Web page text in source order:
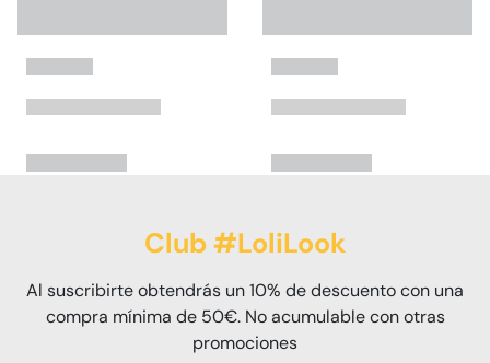
Club #LoliLook
Al suscribirte obtendrás un 10% de descuento con una
compra mínima de 50€. No acumulable con otras
promociones